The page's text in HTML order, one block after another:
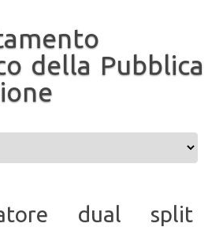
della Pubblica
dual split